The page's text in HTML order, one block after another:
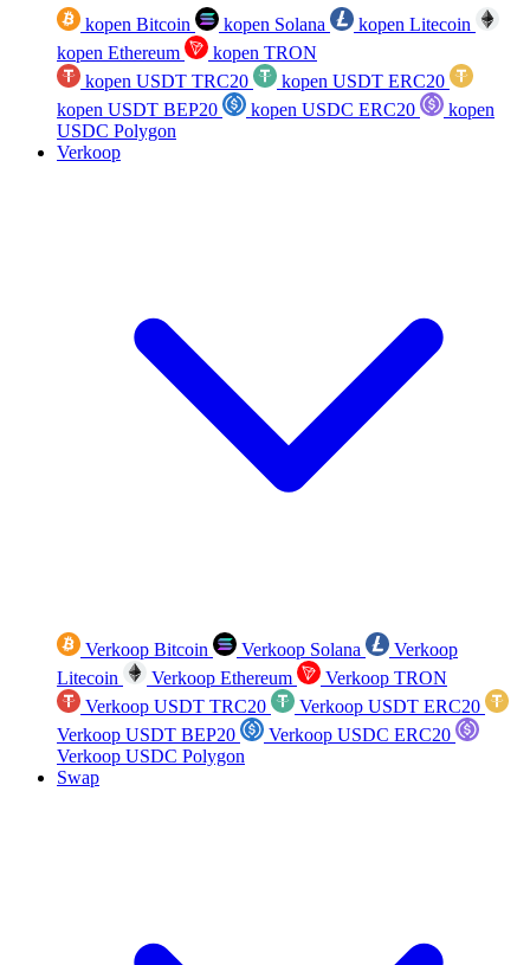
kopen Bitcoin kopen Solana
kopen Litecoin
kopen Ethereum
kopen TRON
kopen USDT TRC20
kopen USDT ERC20
kopen USDT BEP20
kopen USDC ERC20
kopen
USDC Polygon
Verkoop
Verkoop Bitcoin Verkoop Solana
Verkoop
Litecoin
Verkoop Ethereum
Verkoop TRON
Verkoop USDT TRC20
Verkoop USDT ERC20
Verkoop USDT BEP20
Verkoop USDC ERC20
Verkoop USDC Polygon
Swap